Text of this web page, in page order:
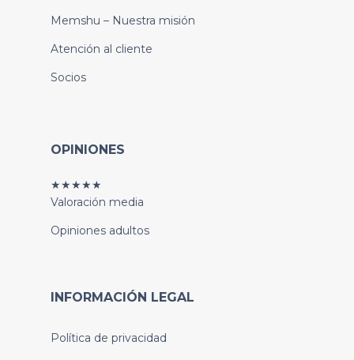
Memshu – Nuestra misión
Atención al cliente
Socios
OPINIONES
★★★★★
Valoración media
Opiniones adultos
INFORMACIÓN LEGAL
Política de privacidad